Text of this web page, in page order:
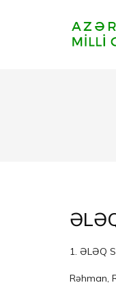
1. ƏLƏQ
Rəhman,